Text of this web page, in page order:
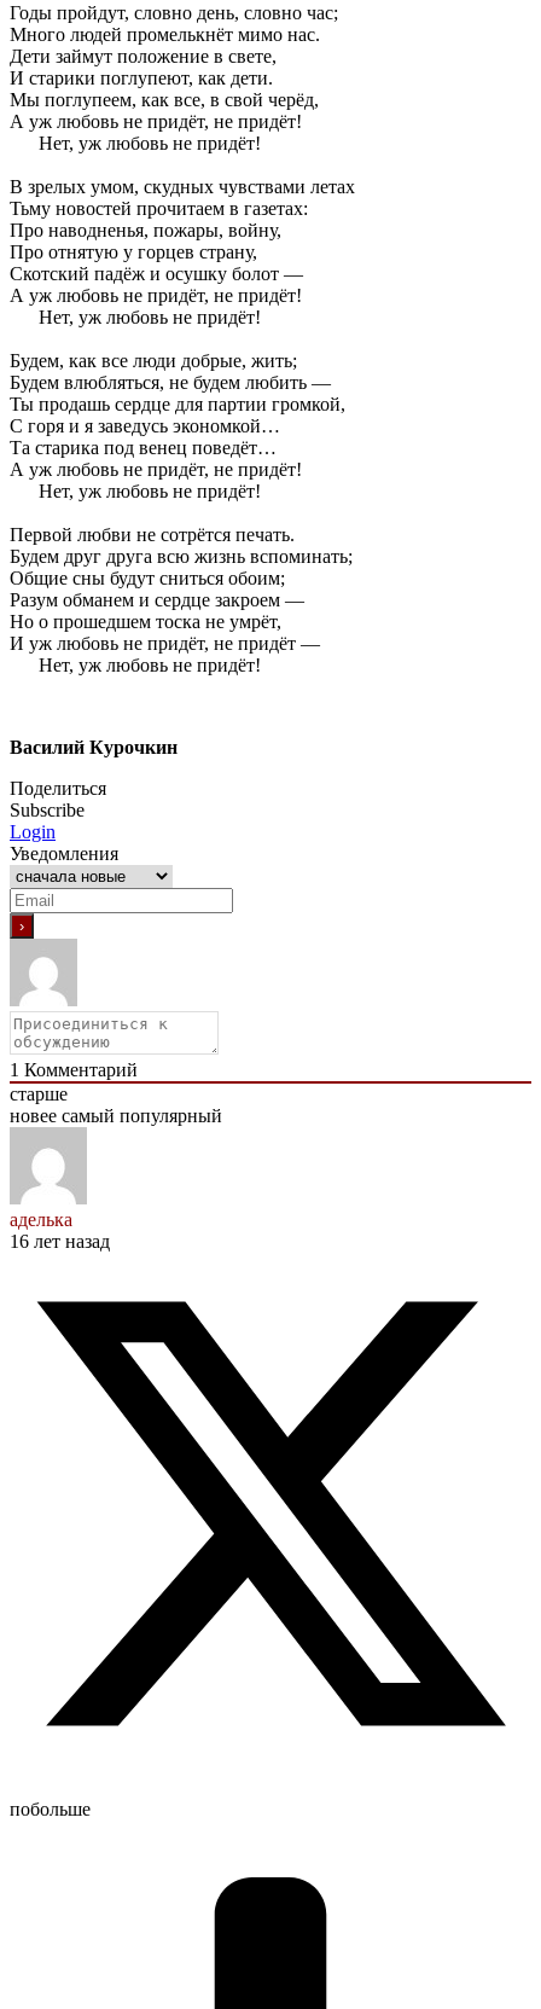
Годы пройдут, словно день, словно час;
Много людей промелькнёт мимо нас.
Дети займут положение в свете,
И старики поглупеют, как дети.
Мы поглупеем, как все, в свой черёд,
А уж любовь не придёт, не придёт!
Нет, уж любовь не придёт!
В зрелых умом, скудных чувствами летах
Тьму новостей прочитаем в газетах:
Про наводненья, пожары, войну,
Про отнятую у горцев страну,
Скотский падёж и осушку болот —
А уж любовь не придёт, не придёт!
Нет, уж любовь не придёт!
Будем, как все люди добрые, жить;
Будем влюбляться, не будем любить —
Ты продашь сердце для партии громкой,
С горя и я заведусь экономкой…
Та старика под венец поведёт…
А уж любовь не придёт, не придёт!
Нет, уж любовь не придёт!
Первой любви не сотрётся печать.
Будем друг друга всю жизнь вспоминать;
Общие сны будут сниться обоим;
Разум обманем и сердце закроем —
Но о прошедшем тоска не умрёт,
И уж любовь не придёт, не придёт —
Нет, уж любовь не придёт!
Василий Курочкин
Поделиться
Subscribe
Login
Уведомления
1 Комментарий
старше
новее самый популярный
аделька
16 лет назад
побольше